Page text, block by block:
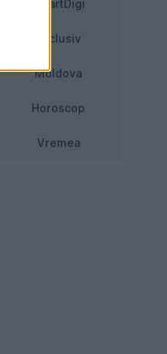
SmartDigi
Exclusiv
Moldova
Horoscop
Vremea